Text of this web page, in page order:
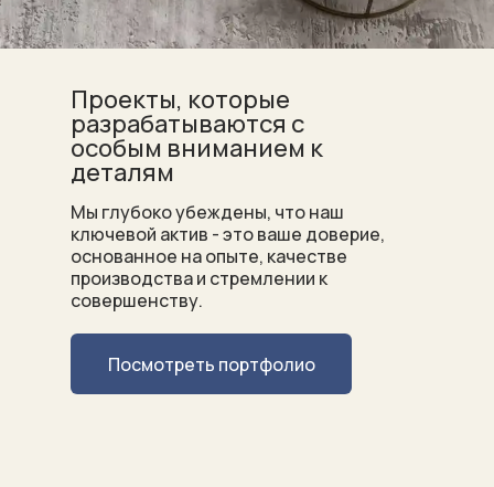
Проекты, которые
разрабатываются с
особым вниманием к
деталям
Посмотреть портфолио
Мы глубоко убеждены, что наш
ключевой актив - это ваше доверие,
основанное на опыте, качестве
производства и стремлении к
совершенству.